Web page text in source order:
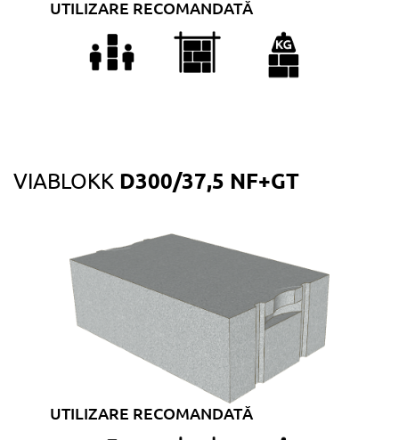
UTILIZARE RECOMANDATĂ
VIABLOKK D300/37,5 NF+GT
UTILIZARE RECOMANDATĂ